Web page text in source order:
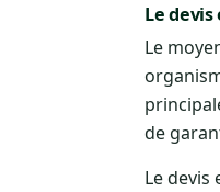
Le
Le
de
Le devis